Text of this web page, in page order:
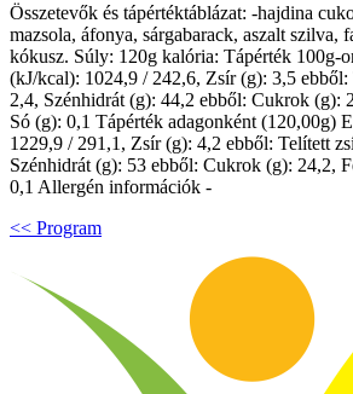
Összetevők és tápértéktáblázat: -hajdina
mazsola, áfonya, sárgabarack, aszalt szilva,
kókusz. Súly: 120g kalória: Tápérték 100g-
(kJ/kcal): 1024,9 / 242,6, Zsír (g): 3,5
2,4, Szénhidrát (g): 44,2 ebből: Cukrok (g):
Só (g): 0,1 Tápérték adagonként (120,00g)
1229,9 / 291,1, Zsír (g): 4,2 ebből: Telített
Szénhidrát (g): 53 ebből: Cukrok (g): 24,2,
0,1 Allergén információk -
<< Program